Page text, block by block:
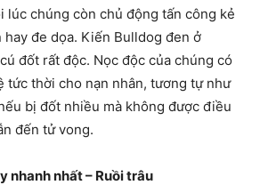
lúc chúng còn chủ động tấn công kẻ
đe dọa. Kiến Bulldog đen ở
đốt rất độc. Nọc độc của chúng có
tức thời cho nạn nhân, tương tự như
bị đốt nhiều mà không được điều
đến tử vong.
nhanh nhất – Ruồi trâu